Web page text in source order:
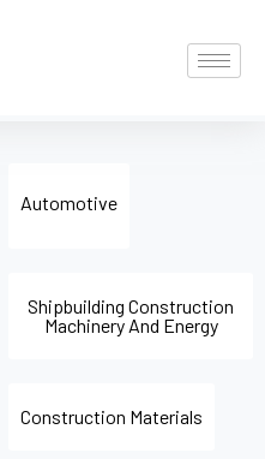
Automotive
Shipbuilding Construction
Machinery And Energy
Construction Materials